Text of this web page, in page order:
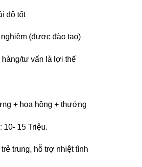
độ tốt
(được đào tạo)
tư vấn là lợi thế
+ hoa hồng + thưởng
10- 15 Triệu.
trung, hỗ trợ nhiệt tình